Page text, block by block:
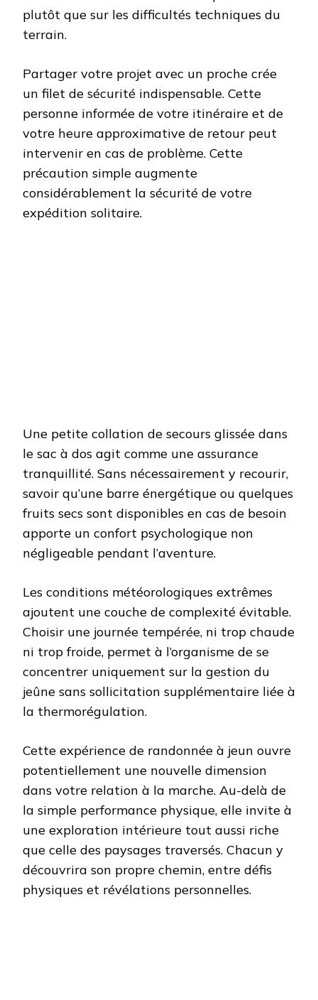
plutôt que sur les difficultés techniques du
terrain.
Partager votre projet avec un proche crée
un filet de sécurité indispensable. Cette
personne informée de votre itinéraire et de
votre heure approximative de retour peut
intervenir en cas de problème. Cette
précaution simple augmente
considérablement la sécurité de votre
expédition solitaire.
Une petite collation de secours glissée dans
le sac à dos agit comme une assurance
tranquillité. Sans nécessairement y recourir,
savoir qu’une barre énergétique ou quelques
fruits secs sont disponibles en cas de besoin
apporte un confort psychologique non
négligeable pendant l’aventure.
Les conditions météorologiques extrêmes
ajoutent une couche de complexité évitable.
Choisir une journée tempérée, ni trop chaude
ni trop froide, permet à l’organisme de se
concentrer uniquement sur la gestion du
jeûne sans sollicitation supplémentaire liée à
la thermorégulation.
Cette expérience de randonnée à jeun ouvre
potentiellement une nouvelle dimension
dans votre relation à la marche. Au-delà de
la simple performance physique, elle invite à
une exploration intérieure tout aussi riche
que celle des paysages traversés. Chacun y
découvrira son propre chemin, entre défis
physiques et révélations personnelles.